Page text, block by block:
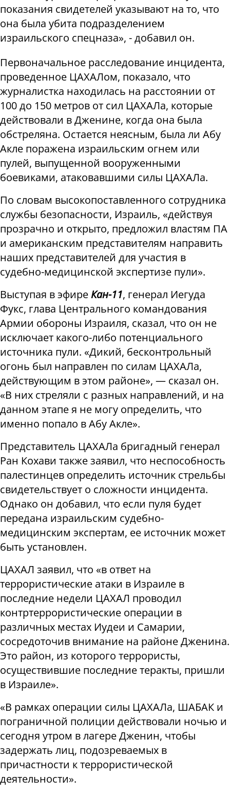
показания свидетелей указывают на то, что
она была убита подразделением
израильского спецназа», - добавил он.
Первоначальное расследование инцидента,
проведенное ЦАХАЛом, показало, что
журналистка находилась на расстоянии от
100 до 150 метров от сил ЦАХАЛа, которые
действовали в Дженине, когда она была
обстреляна. Остается неясным, была ли Абу
Акле поражена израильским огнем или
пулей, выпущенной вооруженными
боевиками, атаковавшими силы ЦАХАЛа.
По словам высокопоставленного сотрудника
службы безопасности, Израиль, «действуя
прозрачно и открыто, предложил властям ПА
и американским представителям направить
наших представителей для участия в
судебно-медицинской экспертизе пули».
Выступая в эфиреКан-11, генерал Иегуда
Фукс, глава Центрального командования
Армии обороны Израиля, сказал, что он не
исключает какого-либо потенциального
источника пули. «Дикий, бесконтрольный
огонь был направлен по силам ЦАХАЛа,
действующим в этом районе», — сказал он.
«В них стреляли с разных направлений, и на
данном этапе я не могу определить, что
именно попало в Абу Акле».
Представитель ЦАХАЛа бригадный генерал
Ран Кохави также заявил, что неспособность
палестинцев определить источник стрельбы
свидетельствует о сложности инцидента.
Однако он добавил, что если пуля будет
передана израильским судебно-
медицинским экспертам, ее источник может
быть установлен.
ЦАХАЛ заявил, что «в ответ на
террористические атаки в Израиле в
последние недели ЦАХАЛ проводил
контртеррористические операции в
различных местах Иудеи и Самарии,
сосредоточив внимание на районе Дженина.
Это район, из которого террористы,
осуществившие последние теракты, пришли
в Израиле».
«В рамках операции силы ЦАХАЛа, ШАБАК и
пограничной полиции действовали ночью и
сегодня утром в лагере Дженин, чтобы
задержать лиц, подозреваемых в
причастности к террористической
деятельности».